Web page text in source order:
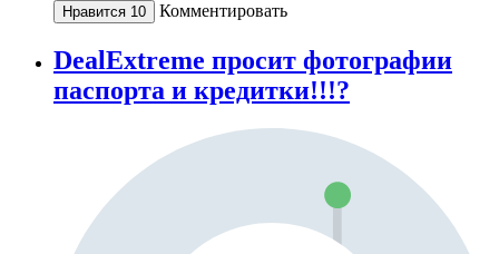
Нравится 10 Комментировать
DealExtreme просит фотографии
паспорта и кредитки!!!?